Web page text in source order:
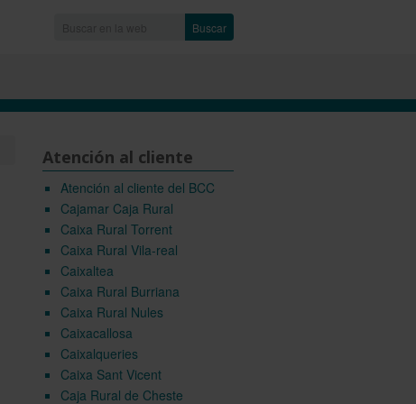
Buscar
Atención al cliente
Atención al cliente del BCC
Cajamar Caja Rural
Caixa Rural Torrent
Caixa Rural Vila-real
Caixaltea
Caixa Rural Burriana
Caixa Rural Nules
Caixacallosa
Caixalqueries
Caixa Sant Vicent
Caja Rural de Cheste